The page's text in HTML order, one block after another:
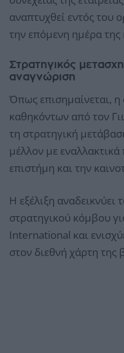
αναπτυχθεί εντός του
την επόμενη ημέρα της
Στρατηγικός
αναγνώριση
Όπως επισημαίνεται,
καθηκόντων από τον
τη στρατηγική
μέλλον με
επιστήμη και την
Η εξέλιξη
στρατηγικού κόμβου
International και
στον διεθνή χάρτη της